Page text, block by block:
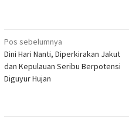
Navigasi
pos
Pos sebelumnya
Dini Hari Nanti, Diperkirakan Jakut
dan Kepulauan Seribu Berpotensi
Diguyur Hujan